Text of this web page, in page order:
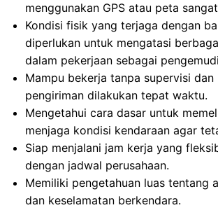
menggunakan GPS atau peta
Kondisi fisik yang terjaga dengan
diperlukan untuk mengatasi
dalam pekerjaan sebagai
Mampu bekerja tanpa supervisi dan
pengiriman dilakukan tepat waktu.
Mengetahui cara dasar untuk
menjaga kondisi kendaraan agar
Siap menjalani jam kerja yang
dengan jadwal perusahaan.
Memiliki pengetahuan luas tentang
dan keselamatan berkendara.